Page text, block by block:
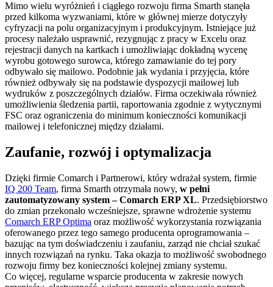
Mimo wielu wyróżnień i ciągłego rozwoju firma Smarth stanęła
przed kilkoma wyzwaniami, które w głównej mierze dotyczyły
cyfryzacji na polu organizacyjnym i produkcyjnym. Istniejące już
procesy należało usprawnić, rezygnując z pracy w Excelu oraz
rejestracji danych na kartkach i umożliwiając dokładną wycenę
wyrobu gotowego surowca, którego zamawianie do tej pory
odbywało się mailowo. Podobnie jak wydania i przyjęcia, które
również odbywały się na podstawie dyspozycji mailowej lub
wydruków z poszczególnych działów. Firma oczekiwała również
umożliwienia śledzenia partii, raportowania zgodnie z wytycznymi
FSC oraz ograniczenia do minimum konieczności komunikacji
mailowej i telefonicznej między działami.
Zaufanie, rozwój i optymalizacja
Dzięki firmie Comarch i Partnerowi, który wdrażał system, firmie
IQ 200 Team, firma Smarth otrzymała nowy, w pełni
zautomatyzowany system – Comarch ERP XL. Przedsiębiorstwo
do zmian przekonało wcześniejsze, sprawne wdrożenie systemu
Comarch ERP Optima oraz możliwość wykorzystania rozwiązania
oferowanego przez tego samego producenta oprogramowania –
bazując na tym doświadczeniu i zaufaniu, zarząd nie chciał szukać
innych rozwiązań na rynku. Taka okazja to możliwość swobodnego
rozwoju firmy bez konieczności kolejnej zmiany systemu.
Co więcej, regularne wsparcie producenta w zakresie nowych